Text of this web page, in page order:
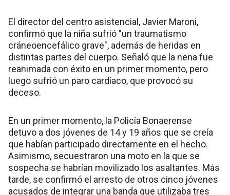
El director del centro asistencial, Javier Maroni,
confirmó que la niña sufrió "un traumatismo
cráneoencefálico grave", además de heridas en
distintas partes del cuerpo. Señaló que la nena fue
reanimada con éxito en un primer momento, pero
luego sufrió un paro cardíaco, que provocó su
deceso.
En un primer momento, la Policía Bonaerense
detuvo a dos jóvenes de 14 y 19 años que se creía
que habían participado directamente en el hecho.
Asimismo, secuestraron una moto en la que se
sospecha se habrían movilizado los asaltantes. Más
tarde, se confirmó el arresto de otros cinco jóvenes
acusados de integrar una banda que utilizaba tres